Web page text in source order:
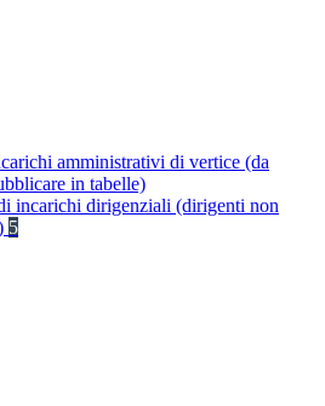
amministrativi di vertice (da
in tabelle)
incarichi dirigenziali (dirigenti non
5